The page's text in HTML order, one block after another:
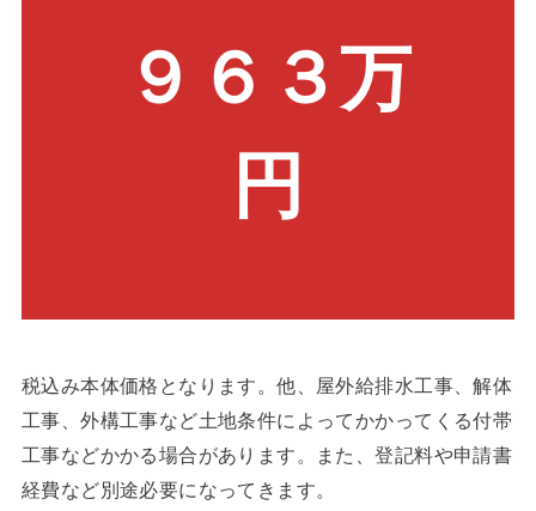
９６３万
円
税込み本体価格となります。他、屋外給排水工事、解体
工事、外構工事など土地条件によってかかってくる付帯
工事などかかる場合があります。また、登記料や申請書
経費など別途必要になってきます。